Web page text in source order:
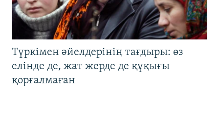
Түркімен әйелдерінің тағдыры: өз
елінде де, жат жерде де құқығы
қорғалмаған